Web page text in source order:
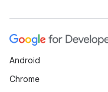
Android
Chrome